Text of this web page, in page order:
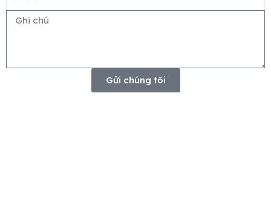
Ghi
Gửi chúng tôi